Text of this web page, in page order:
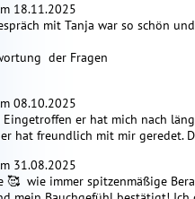
18.11.2025
mit Tanja war so schön
der Fragen
08.10.2025
Eingetroffen er hat mich nach
hat freundlich mit mir geredet.
31.08.2025
🥰  wie immer spitzenmäßige